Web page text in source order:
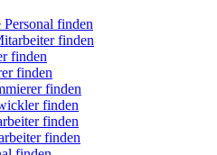
finden
finden
finden
finden
finden
finden
finden
finden